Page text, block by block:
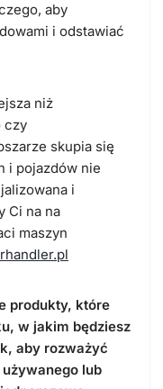
aby
i odstawiać
niż
czy
skupia się
i pojazdów nie
i
Ci na na
maszyn
produkty, które
w jakim będziesz
aby rozważyć
lub